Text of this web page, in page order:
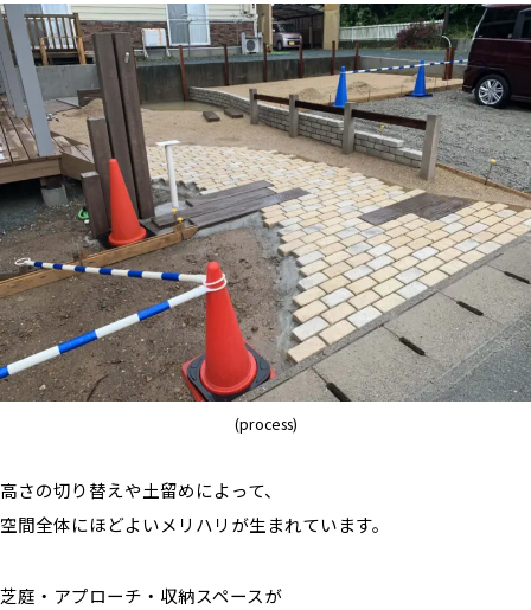
(process)
高さの切り替えや土留めによって、
空間全体にほどよいメリハリが生まれています。
芝庭・アプローチ・収納スペースが